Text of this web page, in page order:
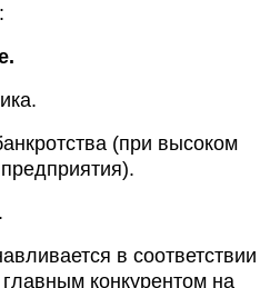
(при высоком
в соответствии
конкурентом на